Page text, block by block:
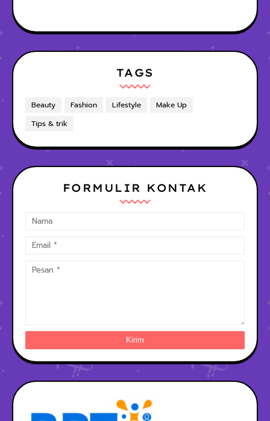
TAGS
Beauty Fashion Lifestyle
Make Up
Tips & trik
FORMULIR KONTAK